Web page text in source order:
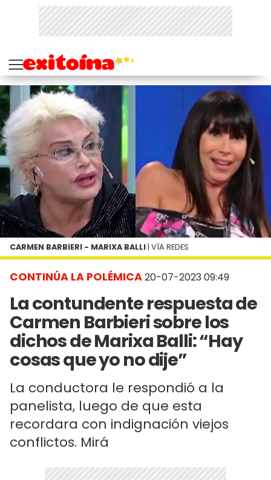
CONTINÚA LA POLÉMICA20-07-2023 09:49
La contundente respuesta de
Carmen Barbieri sobre los
dichos de Marixa Balli: “Hay
cosas que yo no dije”
La conductora le respondió a la
panelista, luego de que esta
recordara con indignación viejos
conflictos. Mirá
CARMEN BARBIERI - MARIXA BALLI | VÍA REDES